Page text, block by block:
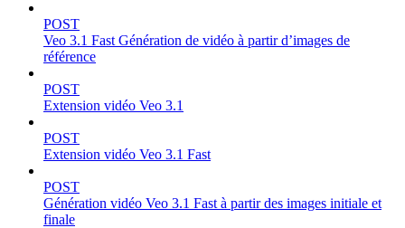
POST
Veo 3.1 Fast Génération de vidéo à partir d’images de
référence
POST
Extension vidéo Veo 3.1
POST
Extension vidéo Veo 3.1 Fast
POST
Génération vidéo Veo 3.1 Fast à partir des images initiale et
finale